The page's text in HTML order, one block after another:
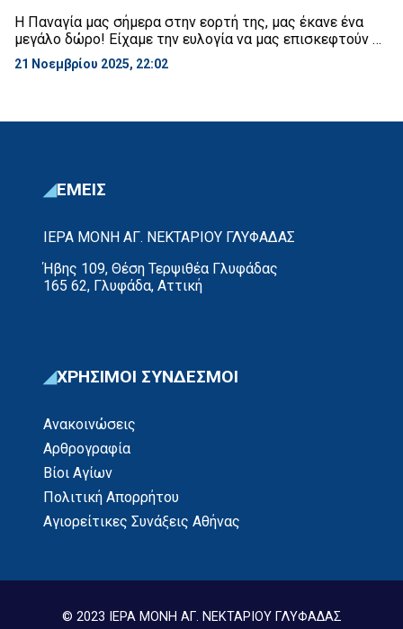
Η Παναγία μας σήμερα στην εορτή της, μας έκανε ένα
μεγάλο δώρο! Είχαμε την ευλογία να μας επισκεφτούν ο
Γέροντας Ζαχαρίας, ο ηγούμενος Γ. Πέτρος και οι
πατέρες από το Εσσεξ της Αγγλίας. Τους ευχαριστούμε
21 Νοεμβρίου 2025, 22:02
ΕΜΕΙΣ
ΙΕΡΑ ΜΟΝΗ ΑΓ. ΝΕΚΤΑΡΙΟΥ ΓΛΥΦΑΔΑΣ
Ήβης 109, Θέση Τερψιθέα Γλυφάδας
165 62, Γλυφάδα, Αττική
ΧΡΗΣΙΜΟΙ ΣΥΝΔΕΣΜΟΙ
Ανακοινώσεις
Αρθρογραφία
Βίοι Αγίων
Πολιτική Απορρήτου
Αγιορείτικες Συνάξεις Αθήνας
© 2023 ΙΕΡΑ ΜΟΝΗ ΑΓ. ΝΕΚΤΑΡΙΟΥ ΓΛΥΦΑΔΑΣ